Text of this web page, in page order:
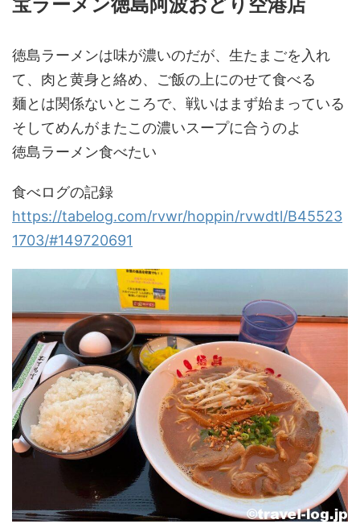
徳島ラーメンは味が濃いのだが、生たまごを入れ
て、肉と黄身と絡め、ご飯の上にのせて食べる
麺とは関係ないところで、戦いはまず始まっている
そしてめんがまたこの濃いスープに合うのよ
徳島ラーメン食べたい
食べログの記録
https://tabelog.com/rvwr/hoppin/rvwdtl/B45523
1703/#149720691